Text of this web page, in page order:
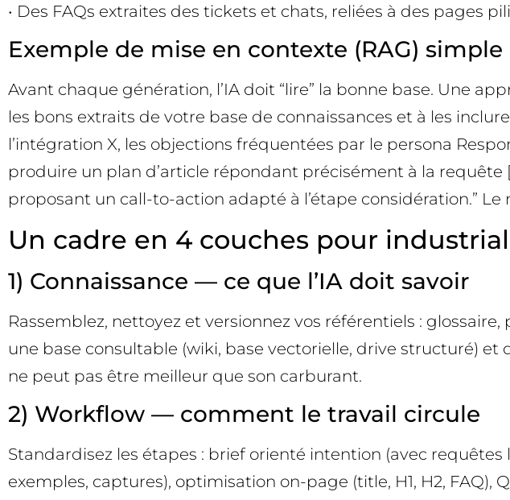
• Des FAQs extraites des tickets et chats, reliées à des pages
Exemple de mise en contexte (RAG) simple
Avant chaque génération, l’IA doit “lire” la bonne base. Une
les bons extraits de votre base de connaissances et à les
l’intégration X, les objections fréquentées par le persona
produire un plan d’article répondant précisément à la
proposant un call-to-action adapté à l’étape considération.”
Un cadre en 4 couches pour
1) Connaissance — ce que l’IA doit savoir
Rassemblez, nettoyez et versionnez vos référentiels :
une base consultable (wiki, base vectorielle, drive structuré)
ne peut pas être meilleur que son carburant.
2) Workflow — comment le travail circule
Standardisez les étapes : brief orienté intention (avec
exemples, captures), optimisation on-page (title, H1, H2,